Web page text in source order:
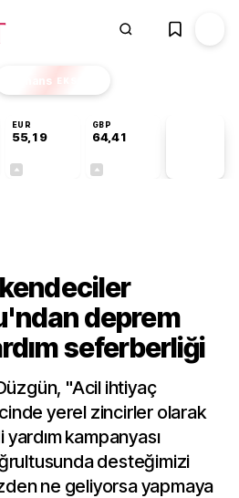
Finans EKSTRA
EUR
55,19
GBP
64,41
deprem
seferberliği
"Acil ihtiyaç
yerel zincirler olarak
kampanyası
desteğimizi
ne geliyorsa yapmaya